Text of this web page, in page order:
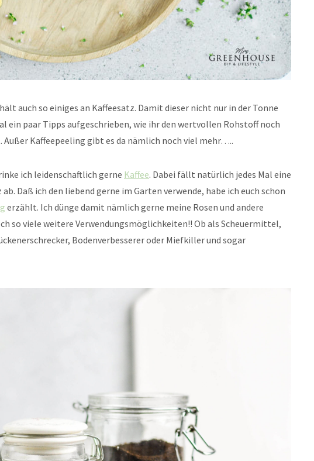
auch so einiges an Kaffeesatz. Damit dieser nicht nur in der Tonne
ein paar Tipps aufgeschrieben, wie ihr den wertvollen Rohstoff noch
Kaffeepeeling gibt es da nämlich noch viel mehr…..
ich leidenschaftlich gerne Kaffee. Dabei fällt natürlich jedes Mal eine
Daß ich den liebend gerne im Garten verwende, habe ich euch schon
erzählt. Ich dünge damit nämlich gerne meine Rosen und andere
so viele weitere Verwendungsmöglichkeiten!! Ob als Scheuermittel,
Bodenverbesserer oder Miefkiller und sogar